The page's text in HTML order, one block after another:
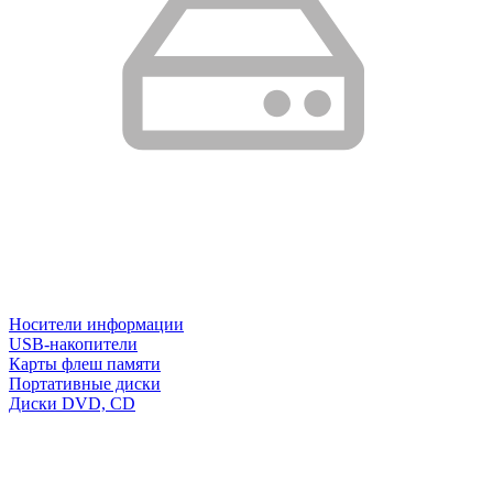
Носители информации
USB-накопители
Карты флеш памяти
Портативные диски
Диски DVD, CD